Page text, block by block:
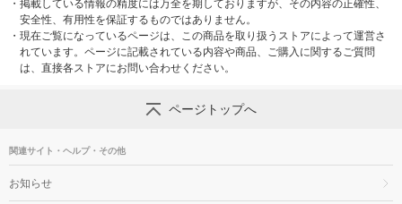
・ 掲載している情報の精度には万全を期しておりますが、その内容の正確性、
安全性、有用性を保証するものではありません。
・ 現在ご覧になっているページは、この商品を取り扱うストアによって運営さ
れています。ページに記載されている内容や商品、ご購入に関するご質問
は、直接各ストアにお問い合わせください。
ページトップへ
関連サイト・ヘルプ・その他
お知らせ